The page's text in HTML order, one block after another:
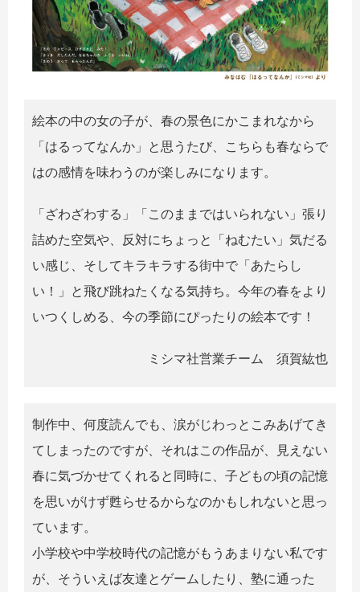
絵本の中の女の子が、春の景色にかこまれなから
「はるってなんか」と思うたび、こちらも春ならで
はの感情を味わうのが楽しみになります。
「ざわざわする」「このままではいられない」張り
詰めた空気や、反対にちょっと「ねむたい」気だる
い感じ、そしてキラキラする街中で「あたらし
い！」と飛び跳ねたくなる気持ち。今年の春をより
いつくしめる、今の季節にぴったりの絵本です！
ミシマ社営業チーム 須賀紘也
制作中、何度読んでも、涙がじわっとこみあげてき
てしまったのですが、それはこの作品が、見えない
春に気づかせてくれると同時に、子どもの頃の記憶
を思いがけず甦らせるからなのかもしれないと思っ
ています。
小学校や中学校時代の記憶がもうあまりない私です
が、そういえば友達とゲームしたり、塾に通った